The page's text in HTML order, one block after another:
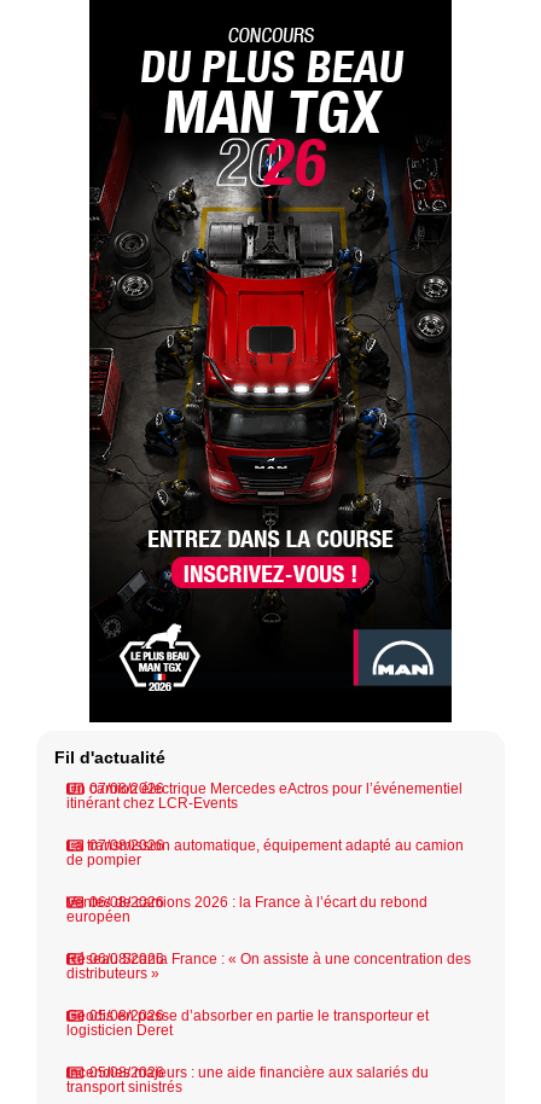
Fil d'actualité
07/08/2026
Un camion électrique Mercedes eActros pour l’événementiel
itinérant chez LCR-Events
07/08/2026
La transmission automatique, équipement adapté au camion
de pompier
06/08/2026
Ventes de camions 2026 : la France à l’écart du rebond
européen
06/08/2026
Réseau Scania France : « On assiste à une concentration des
distributeurs »
05/08/2026
Geodis en passe d’absorber en partie le transporteur et
logisticien Deret
05/08/2026
Incendies majeurs : une aide financière aux salariés du
transport sinistrés